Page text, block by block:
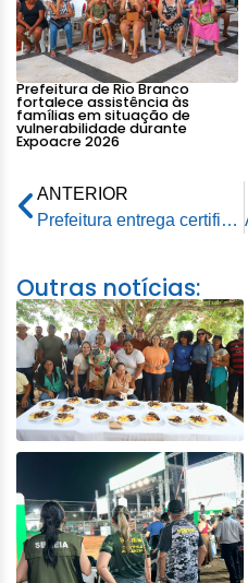
Prefeitura de Rio Branco
fortalece assistência às
famílias em situação de
vulnerabilidade durante
Expoacre 2026
ANTERIOR
Prefeitura entrega certificados aos novos profissionais no ramo de alimentação pelo Senac
Outras notícias: